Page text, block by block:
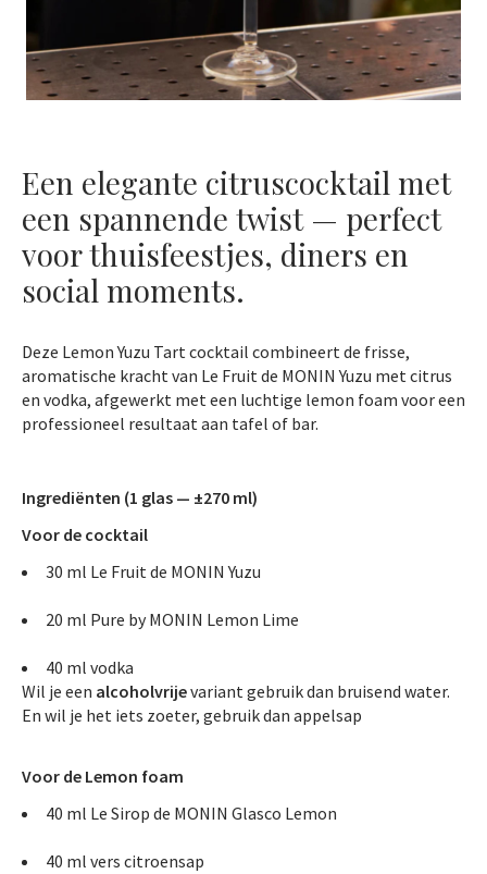
Een elegante citruscocktail met
een spannende twist — perfect
voor thuisfeestjes, diners en
social moments.
Deze Lemon Yuzu Tartcocktail combineert de frisse,
aromatische kracht van Le Fruit de MONIN Yuzu met citrus
en vodka, afgewerkt met een luchtige lemon foam voor een
professioneel resultaat aan tafel of bar.
Ingrediënten (1 glas — ±270 ml)
Voor de cocktail
30 ml Le Fruit de MONIN Yuzu
20 ml Pure by MONIN Lemon Lime
40 ml vodka
Wil je een alcoholvrijevariant gebruik dan bruisend water.
En wil je het iets zoeter, gebruik dan appelsap
Voor de Lemon foam
40 ml Le Sirop de MONIN Glasco Lemon
40 ml vers citroensap